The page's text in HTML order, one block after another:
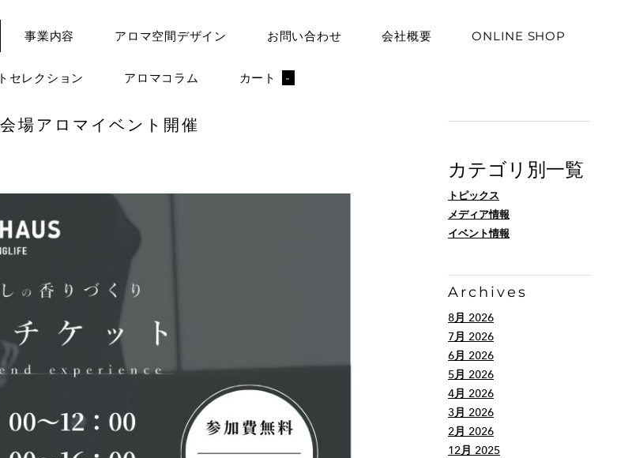
事業内容 アロマ空間デザイン お問い合わせ 会社概要 ONLINE SHOP
セレクション アロマコラム カート -
場アロマイベント開催
カテゴリ別一覧
トピックス
メディア情報
イベント情報
Archives
8月 2026
7月 2026
6月 2026
5月 2026
4月 2026
3月 2026
2月 2026
12月 2025